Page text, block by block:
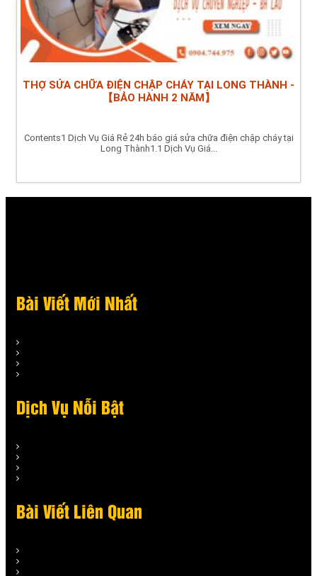
THỢ SỬA CHỮA ĐIỆN CHẬP CHÁY TẠI LONG THÀNH -
【BẢO HÀNH 2 NĂM】
Contents1 Dịch Vụ Giá Rẻ 24h báo giá sửa chữa điện chập cháy tại
Long Thành1.1 Dịch Vụ Giá...
Bài Viết Mới Nhất
Dịch Vụ Nỗi Bật
Bài Viết Liên Quan